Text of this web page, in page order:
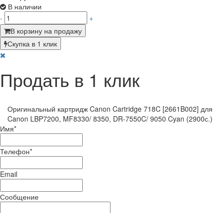
В наличии
-
+
В корзину на продажу
Скупка в 1 клик
Продать в 1 клик
Оригинальный картридж Canon Cartridge 718C [2661B002] для
Canon LBP7200, MF8330/ 8350, DR-7550C/ 9050 Cyan (2900с.)
Имя*
Телефон*
Email
Сообщение